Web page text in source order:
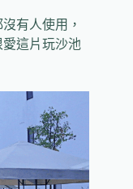
有人使用，
這片玩沙池